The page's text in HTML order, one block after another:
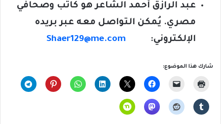
عبد الرازق أحمد الشاعر هو كاتب وصحافي
مصري. يُمكن التواصل معه عبر بريده
الإلكتروني:
Shaer129@me.com
شارك هذا الموضوع: